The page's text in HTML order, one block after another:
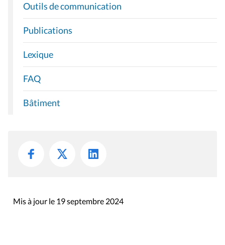
Outils de communication
Publications
Lexique
FAQ
Bâtiment
Mis à jour le 19 septembre 2024